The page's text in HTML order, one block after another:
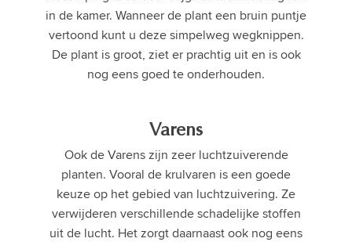
in de kamer. Wanneer de plant een bruin puntje
vertoond kunt u deze simpelweg wegknippen.
De plant is groot, ziet er prachtig uit en is ook
nog eens goed te onderhouden.
Varens
Ook de Varens zijn zeer luchtzuiverende
planten. Vooral de krulvaren is een goede
keuze op het gebied van luchtzuivering. Ze
verwijderen verschillende schadelijke stoffen
uit de lucht. Het zorgt daarnaast ook nog eens